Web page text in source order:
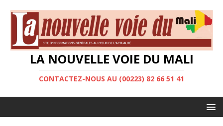
LA NOUVELLE VOIE DU MALI
CONTACTEZ-NOUS AU (00223) 82 66 51 41